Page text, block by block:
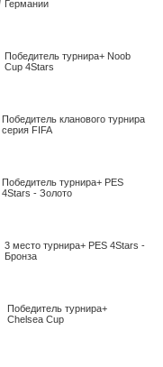
Германии
Победитель турнира+ Noob
Cup 4Stars
Победитель кланового турнира
серия FIFA
Победитель турнира+ PES
4Stars - Золото
3 место турнира+ PES 4Stars -
Бронза
Победитель турнира+
Chelsea Cup